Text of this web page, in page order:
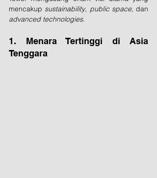
mencakup sustainability, public space
advanced technologies.
1. Menara Tertinggi di Asia
Tenggara